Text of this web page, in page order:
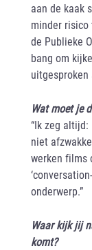
aan de kaak
minder
de Publieke
bang om
uitgesproken
Wat moet je
“Ik zeg
niet
werken films
onderwerp.”
Waar kijk jij
komt?